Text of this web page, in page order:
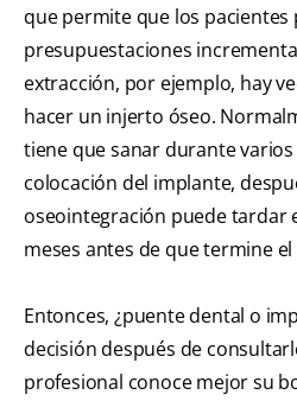
que permite que los pacientes
presupuestaciones
extracción, por ejemplo, hay
hacer un injerto óseo.
tiene que sanar durante
colocación del implante,
oseointegración puede tardar
meses antes de que termine
Entonces, ¿puente dental o
decisión después de
profesional conoce mejor su